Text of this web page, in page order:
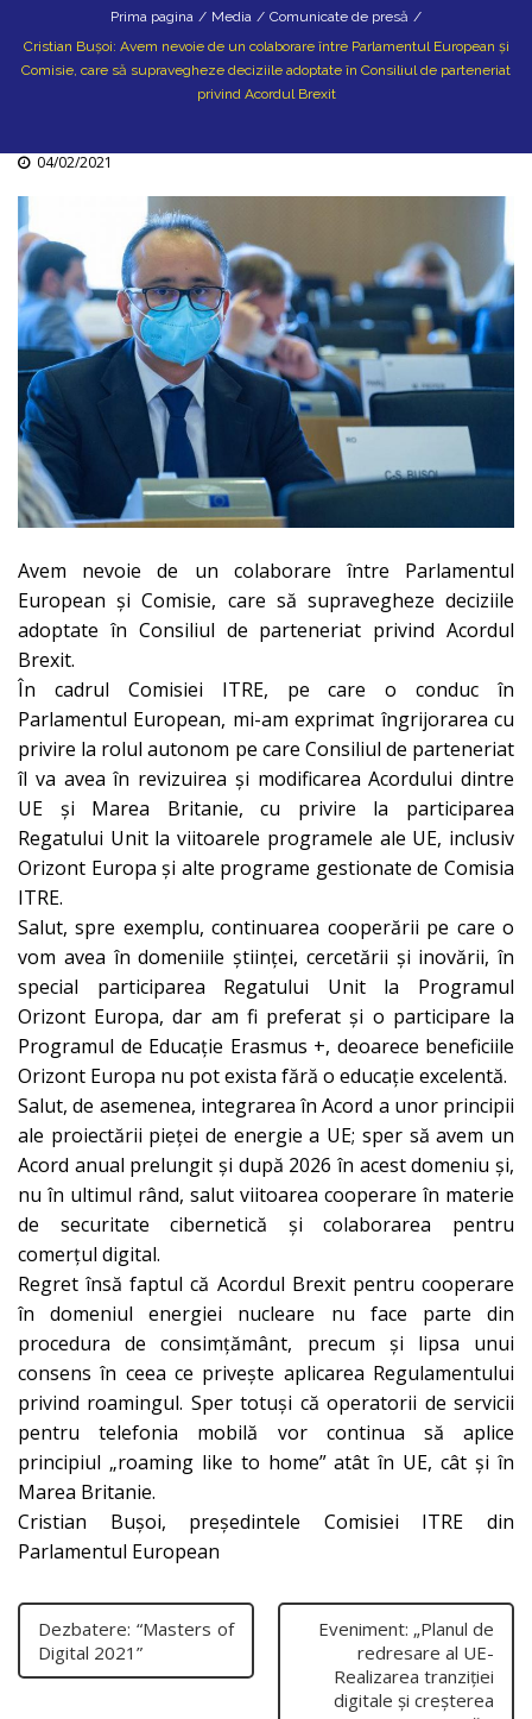
Prima pagina / Media / Comunicate de presă /
Cristian Bușoi: Avem nevoie de un colaborare între Parlamentul European și
Comisie, care să supravegheze deciziile adoptate în Consiliul de parteneriat
privind Acordul Brexit
04/02/2021
Avem nevoie de un colaborare între Parlamentul
European și Comisie, care să supravegheze deciziile
adoptate în Consiliul de parteneriat privind Acordul
Brexit.
În cadrul Comisiei ITRE, pe care o conduc în
Parlamentul European, mi-am exprimat îngrijorarea cu
privire la rolul autonom pe care Consiliul de parteneriat
îl va avea în revizuirea și modificarea Acordului dintre
UE și Marea Britanie, cu privire la participarea
Regatului Unit la viitoarele programele ale UE, inclusiv
Orizont Europa și alte programe gestionate de Comisia
ITRE.
Salut, spre exemplu, continuarea cooperării pe care o
vom avea în domeniile științei, cercetării și inovării, în
special participarea Regatului Unit la Programul
Orizont Europa, dar am fi preferat și o participare la
Programul de Educație Erasmus +, deoarece beneficiile
Orizont Europa nu pot exista fără o educație excelentă.
Salut, de asemenea, integrarea în Acord a unor principii
ale proiectării pieței de energie a UE; sper să avem un
Acord anual prelungit și după 2026 în acest domeniu și,
nu în ultimul rând, salut viitoarea cooperare în materie
de securitate cibernetică și colaborarea pentru
comerțul digital.
Regret însă faptul că Acordul Brexit pentru cooperare
în domeniul energiei nucleare nu face parte din
procedura de consimțământ, precum și lipsa unui
consens în ceea ce privește aplicarea Regulamentului
privind roamingul. Sper totuși că operatorii de servicii
pentru telefonia mobilă vor continua să aplice
principiul „roaming like to home” atât în UE, cât și în
Marea Britanie.
Cristian Bușoi, președintele Comisiei ITRE din
Parlamentul European
Dezbatere: “Masters of
Digital 2021”
Eveniment: „Planul de
redresare al UE-
Realizarea tranziției
digitale și creșterea